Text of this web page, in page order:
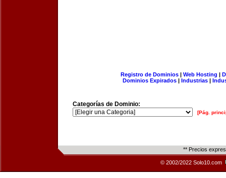
Registro de Dominios| Web Hosting |
Dominios Expirados | Industrias |
Categorías de Dominio:
[Pág.
** Precios
© 2002/2022 Solo10.com